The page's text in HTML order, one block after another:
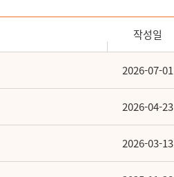
작성일
2026-07-01
2026-04-23
2026-03-13